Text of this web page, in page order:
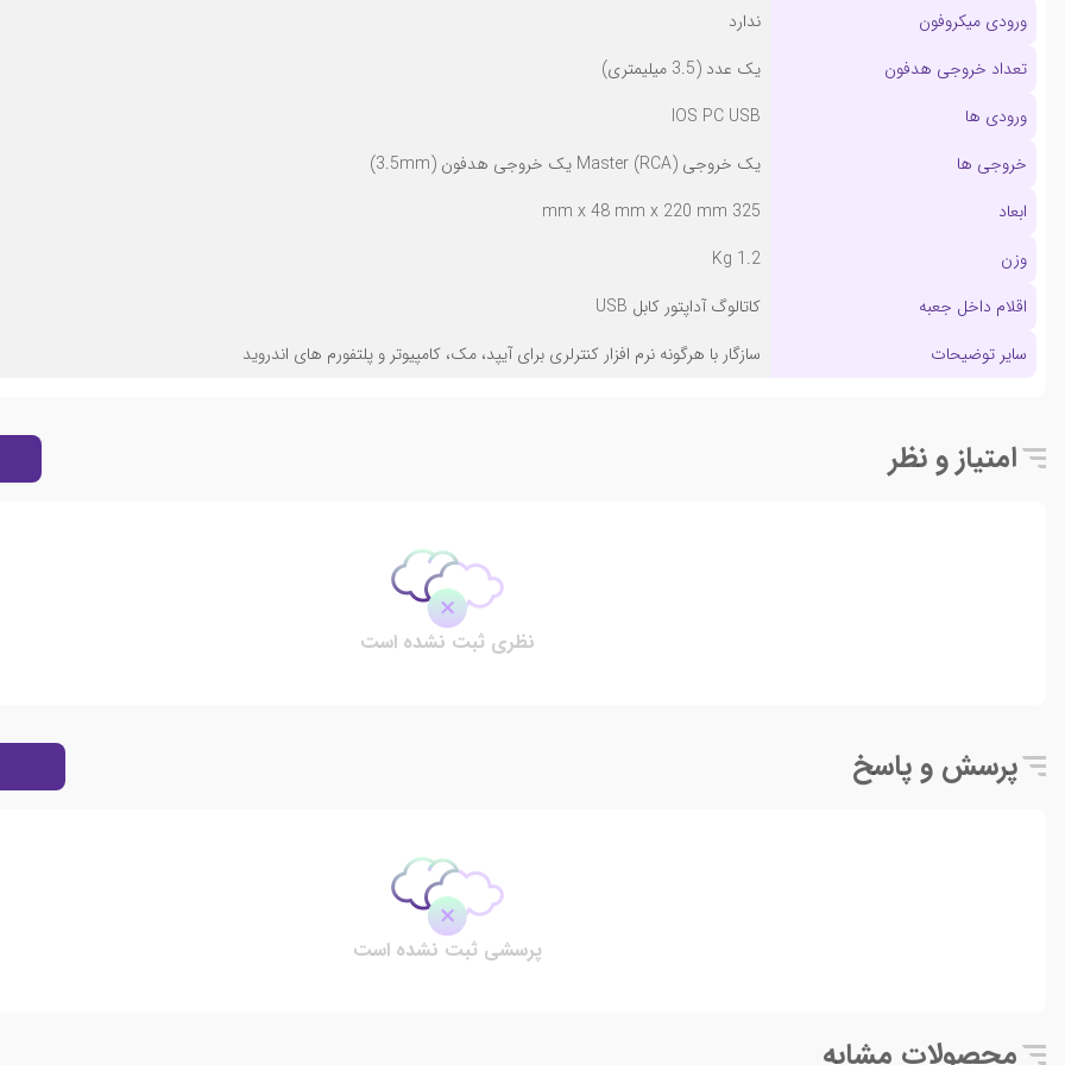
ورودی میکروفون
ندارد
تعداد خروجی هدفون
یک عدد (3.5 میلیمتری)
ورودی ها
IOS PC USB
خروجی ها
یک خروجی Master (RCA) یک خروجی هدفون (3.5mm)
ابعاد
325 mm x 48 mm x 220 mm
وزن
1.2 Kg
اقلام داخل جعبه
کاتالوگ آداپتور کابل USB
سایر توضیحات
سازگار با هرگونه نرم افزار کنترلری برای آیپد، مک، کامپیوتر و پلتفورم های اندروید
امتیاز و نظر
نظری ثبت نشده است
پرسش و پاسخ
پرسشی ثبت نشده است
محصولات مشابه